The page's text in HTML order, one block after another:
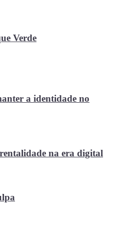
Verde
a identidade no
na era digital